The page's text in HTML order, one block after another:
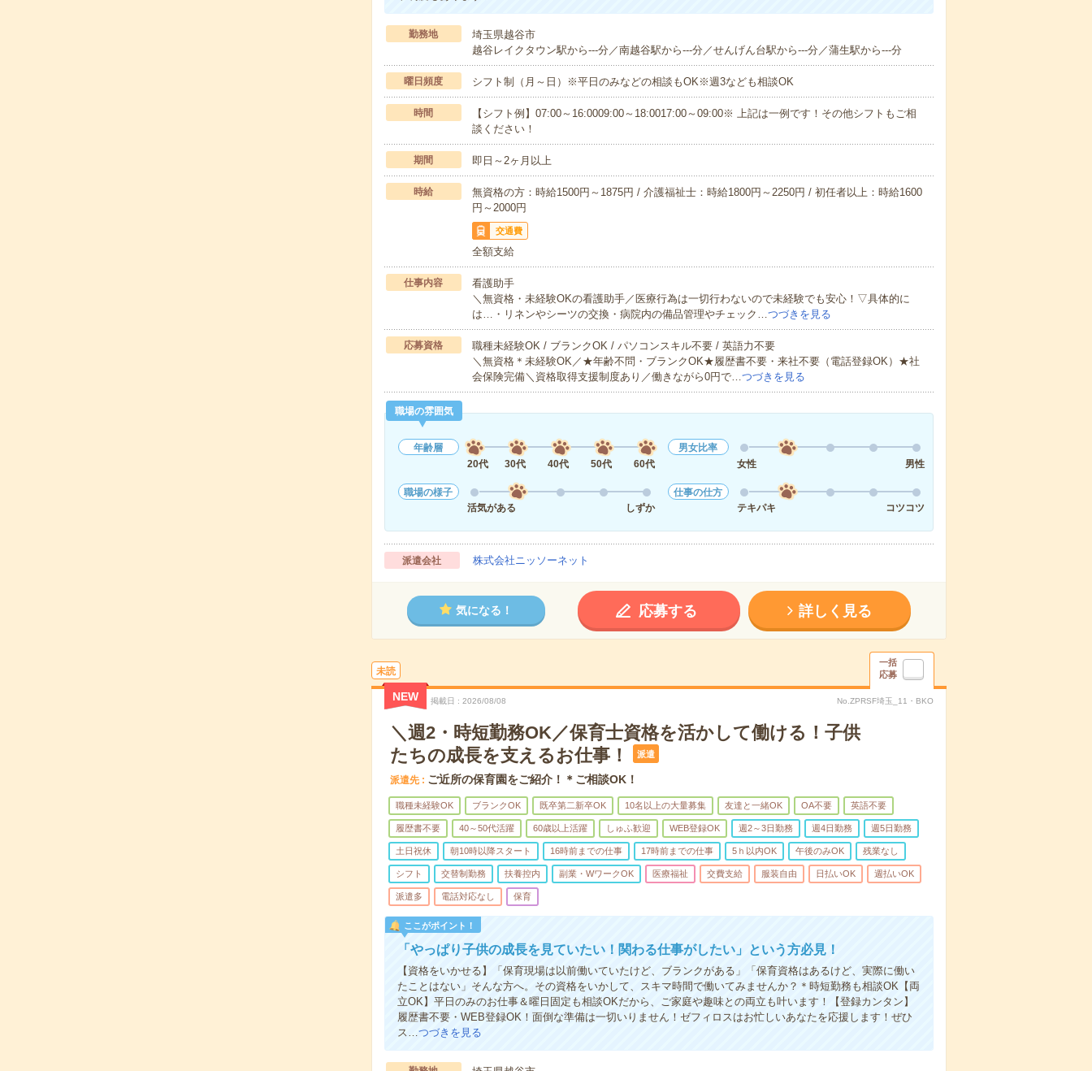
勤務地
埼玉県越谷市
越谷レイクタウン駅から---分／南越谷駅から---分／せんげん台駅から---分／蒲生駅から---分
曜日頻度 シフト制（月～日）※平日のみなどの相談もOK※週3なども相談OK
時間
【シフト例】07:00～16:0009:00～18:0017:00～09:00※ 上記は一例です！その他シフトもご相
談ください！
期間 即日～2ヶ月以上
時給
無資格の方：時給1500円～1875円 / 介護福祉士：時給1800円～2250円 / 初任者以上：時給1600
円～2000円
交通費
全額支給
仕事内容
看護助手
＼無資格・未経験OKの看護助手／医療行為は一切行わないので未経験でも安心！▽具体的に
は…・リネンやシーツの交換・病院内の備品管理やチェック…つづきを見る
応募資格
職種未経験OK / ブランクOK / パソコンスキル不要 / 英語力不要
＼無資格＊未経験OK／★年齢不問・ブランクOK★履歴書不要・来社不要（電話登録OK）★社
会保険完備＼資格取得支援制度あり／働きながら0円で…つづきを見る
職場の雰囲気
年齢層
20代
30代 40代 50代 60代
男女比率
女性
男性
職場の様子
活気がある
しずか
仕事の仕方
テキパキ
コツコツ
派遣会社 株式会社ニッソーネット
気になる！ 応募する 詳しく見る
未読
一括
応募
NEW 掲載日 2026/08/08 No.ZPRSF埼玉_11・BKO
＼週2・時短勤務OK／保育士資格を活かして働ける！子供
たちの成長を支えるお仕事！
派遣
派遣先 ご近所の保育園をご紹介！＊ご相談OK！
職種未経験OK ブランクOK 既卒第二新卒OK 10名以上の大量募集 友達と一緒OK OA不要 英語不要
履歴書不要 40～50代活躍 60歳以上活躍 しゅふ歓迎 WEB登録OK 週2～3日勤務 週4日勤務 週5日勤務
土日祝休 朝10時以降スタート 16時前までの仕事 17時前までの仕事 5ｈ以内OK 午後のみOK 残業なし
シフト 交替制勤務 扶養控内 副業・WワークOK 医療福祉 交費支給 服装自由 日払いOK 週払いOK
派遣多 電話対応なし 保育
ここがポイント！
「やっぱり子供の成長を見ていたい！関わる仕事がしたい」という方必見！
【資格をいかせる】「保育現場は以前働いていたけど、ブランクがある」「保育資格はあるけど、実際に働い
たことはない」そんな方へ。その資格をいかして、スキマ時間で働いてみませんか？＊時短勤務も相談OK【両
立OK】平日のみのお仕事＆曜日固定も相談OKだから、ご家庭や趣味との両立も叶います！【登録カンタン】
履歴書不要・WEB登録OK！面倒な準備は一切いりません！ゼフィロスはお忙しいあなたを応援します！ぜひ
ス…つづきを見る